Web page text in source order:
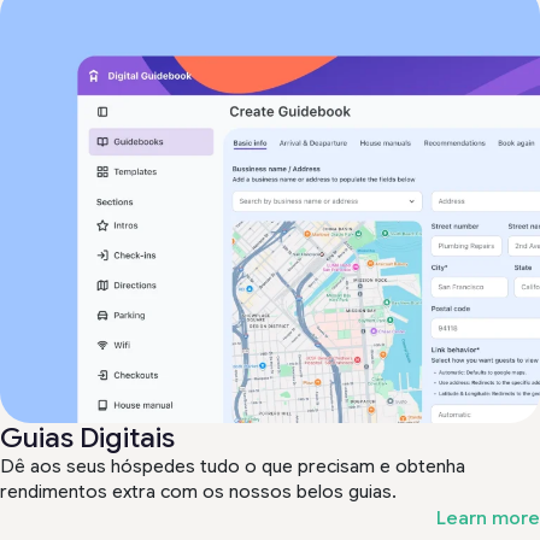
Guias Digitais
Dê aos seus hóspedes tudo o que precisam e obtenha
rendimentos extra com os nossos belos guias.
Learn more